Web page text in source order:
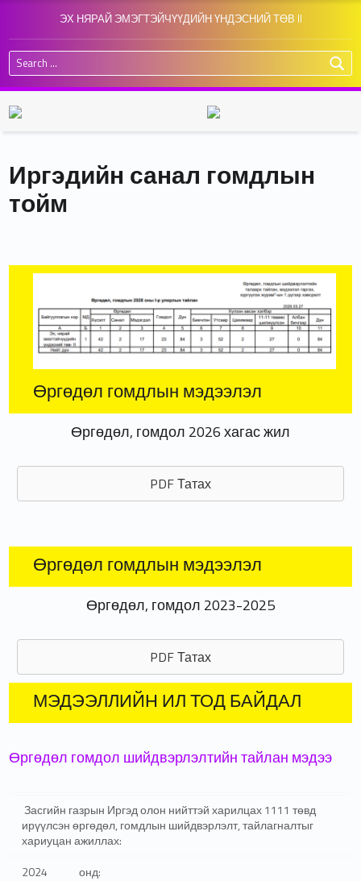
ЭХ НЯРАЙ ЭМЭГТЭЙЧҮҮДИЙН ҮНДЭСНИЙ ТӨВ II
Search for:
Иргэдийн санал гомдлын
тойм
Өргөдөл гомдлын мэдээлэл
Өргөдөл, гомдол 2026 хагас жил
PDF Татах
Өргөдөл гомдлын мэдээлэл
Өргөдөл, гомдол 2023-2025
PDF Татах
МЭДЭЭЛЛИЙН ИЛ ТОД БАЙДАЛ
Өргөдөл гомдол шийдвэрлэлтийн тайлан мэдээ
Засгийн газрын Иргэд олон нийттэй харилцах 1111 төвд
ирүүлсэн өргөдөл, гомдлын шийдвэрлэлт, тайлагналтыг
хариуцан ажиллах:
2024 онд: